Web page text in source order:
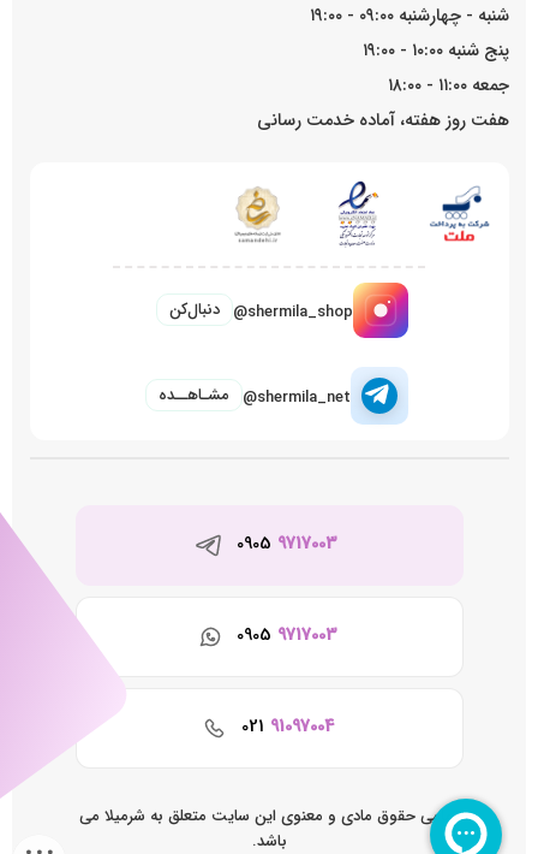
شنبه - چهارشنبه ۰۹:۰۰ - ۱۹:۰۰
پنج شنبه ۱۰:۰۰ - ۱۹:۰۰
جمعه ۱۱:۰۰ - ۱۸:۰۰
هفت روز هفته، آماده خدمت رسانی
@shermila_shop دنبال‌کن
@shermila_net مشـاهــده
0905 9717003
0905 9717003
021 91097004
تمامی حقوق مادی و معنوی این سایت متعلق به شرمیلا می
باشد.